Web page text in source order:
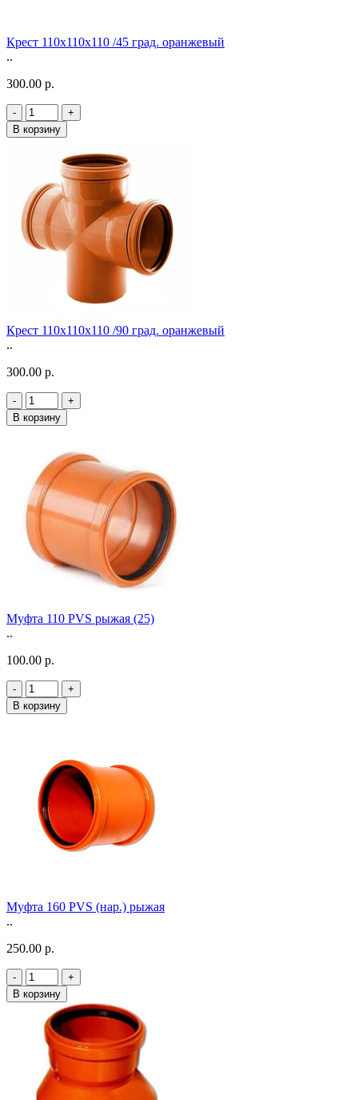
Крест 110х110х110 /45 град. оранжевый
..
300.00 р.
-
+
В корзину
Крест 110х110х110 /90 град. оранжевый
..
300.00 р.
-
+
В корзину
Муфта 110 PVS рыжая (25)
..
100.00 р.
-
+
В корзину
Муфта 160 PVS (нар.) рыжая
..
250.00 р.
-
+
В корзину